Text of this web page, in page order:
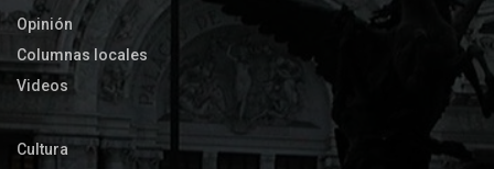
Opinión
Columnas locales
Videos
Cultura